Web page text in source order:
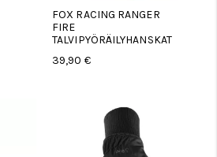
FOX RACING RANGER
FIRE
TALVIPYÖRÄILYHANSKAT
39,90 €